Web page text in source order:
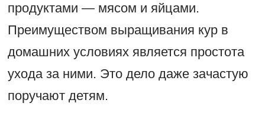
продуктами — мясом и яйцами.
Преимуществом выращивания кур в
домашних условиях является простота
ухода за ними. Это дело даже зачастую
поручают детям.